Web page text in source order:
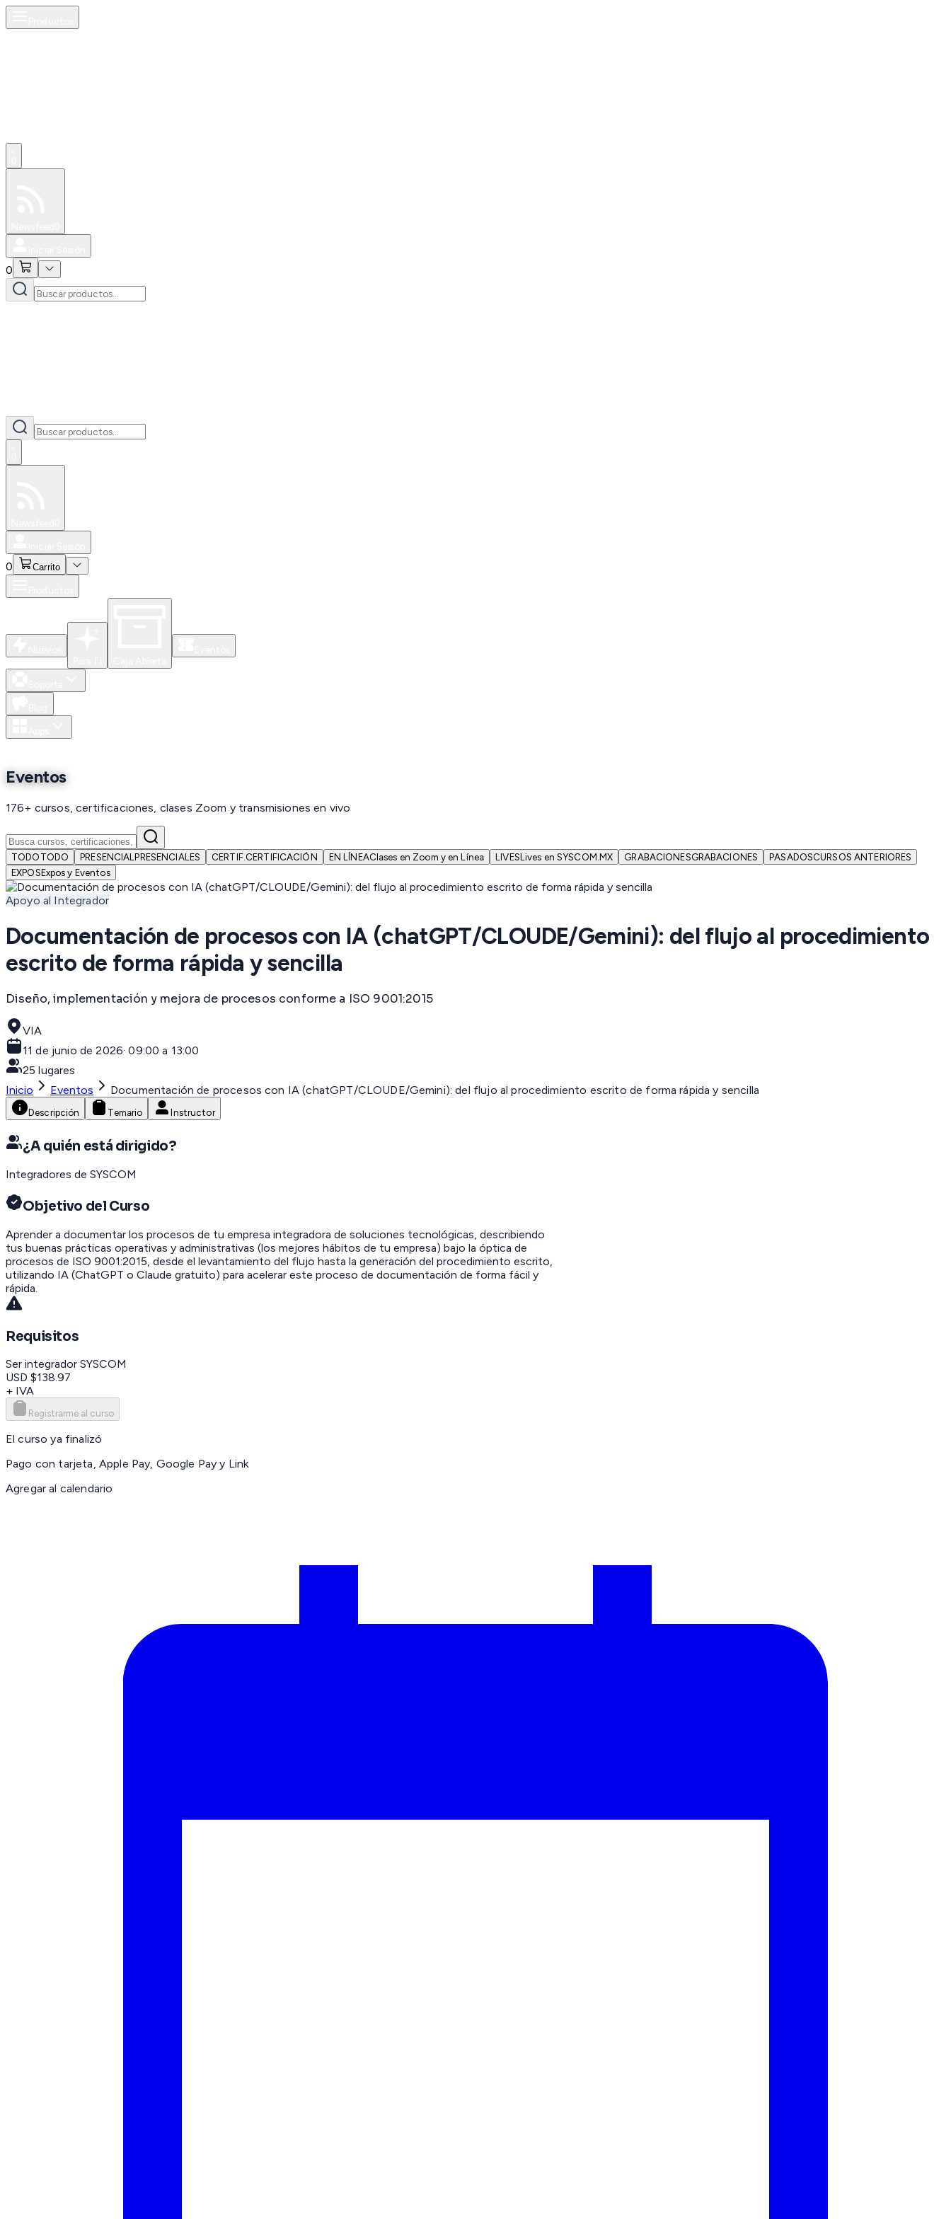
0
0 Carrito
Eventos
176+ cursos, certificaciones, clases Zoom y transmisiones en vivo
TODOTODO PRESENCIALPRESENCIALES CERTIF.CERTIFICACIÓN EN LÍNEAClases en Zoom y en Línea LIVESLives en SYSCOM.MX GRABACIONESGRABACIONES PASADOSCURSOS ANTERIORES
EXPOSExpos y Eventos
Apoyo al Integrador
Documentación de procesos con IA (chatGPT/CLOUDE/Gemini): del flujo al procedimiento
escrito de forma rápida y sencilla
Diseño, implementación y mejora de procesos conforme a ISO 9001:2015
VIA
11 de junio de 2026·09:00 a 13:00
25 lugares
Inicio
Eventos Documentación de procesos con IA (chatGPT/CLOUDE/Gemini): del flujo al procedimiento escrito de forma rápida y sencilla
Descripción Temario Instructor
¿A quién está dirigido?
Integradores de SYSCOM
Objetivo del Curso
Aprender a documentar los procesos de tu empresa integradora de soluciones tecnológicas, describiendo
tus buenas prácticas operativas y administrativas (los mejores hábitos de tu empresa) bajo la óptica de
procesos de ISO 9001:2015, desde el levantamiento del flujo hasta la generación del procedimiento escrito,
utilizando IA (ChatGPT o Claude gratuito) para acelerar este proceso de documentación de forma fácil y
rápida.
Requisitos
Ser integrador SYSCOM
USD $138.97
+ IVA
Registrarme al curso
El curso ya finalizó
Pago con tarjeta, Apple Pay, Google Pay y Link
Agregar al calendario